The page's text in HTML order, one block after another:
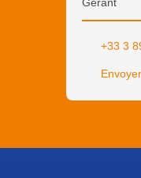
+33 3